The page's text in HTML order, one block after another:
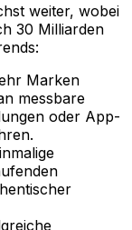
weiter, wobei
30 Milliarden
Marken
messbare
oder App-